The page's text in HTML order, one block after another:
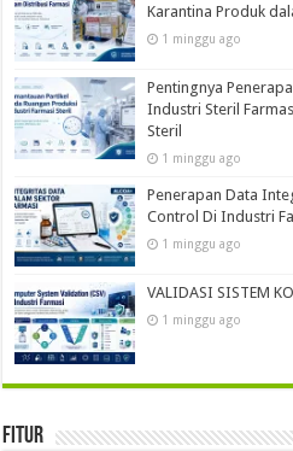
Karantina Produk
1 minggu ago
Pentingnya
Industri Steril
Steril
1 minggu ago
Penerapan Data
Control Di Industri
1 minggu ago
VALIDASI SISTEM
1 minggu ago
Fitur